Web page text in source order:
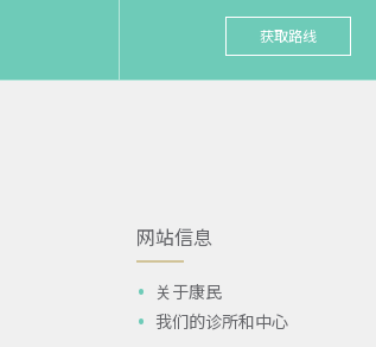
获取路线
网站信息
关于康民
我们的诊所和中心